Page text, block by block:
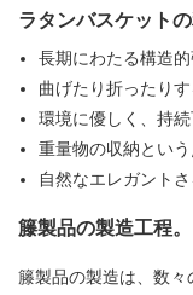
ラタンバスケットの
長期にわたる構造
曲げたり折ったりす
環境に優しく、持続
重量物の収納という
自然なエレガント
籐製品の製造工程。
籐製品の製造は、数々